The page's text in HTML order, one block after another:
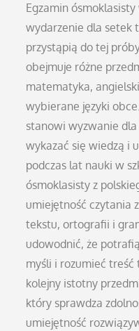
Egzamin
wydarzenie dla setek
przystąpią do tej
obejmuje różne
matematyka,
wybierane języki
stanowi wyzwanie dla
wykazać się wiedzą i
podczas lat nauki w
ósmoklasisty z
umiejętność czytania
tekstu, ortografii i
udowodnić, że
myśli i rozumieć
kolejny istotny
który sprawdza
umiejętność